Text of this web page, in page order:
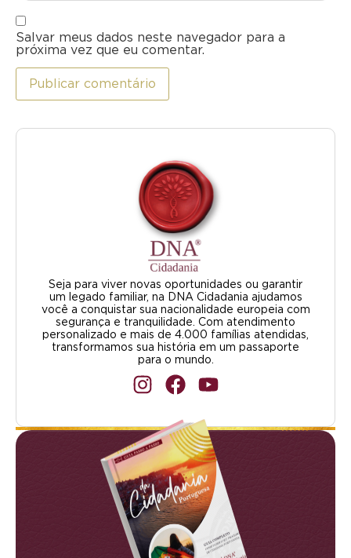
Salvar meus dados neste navegador para a
próxima vez que eu comentar.
Seja para viver novas oportunidades ou garantir
um legado familiar, na DNA Cidadania ajudamos
você a conquistar sua nacionalidade europeia com
segurança e tranquilidade. Com atendimento
personalizado e mais de 4.000 famílias atendidas,
transformamos sua história em um passaporte
para o mundo.